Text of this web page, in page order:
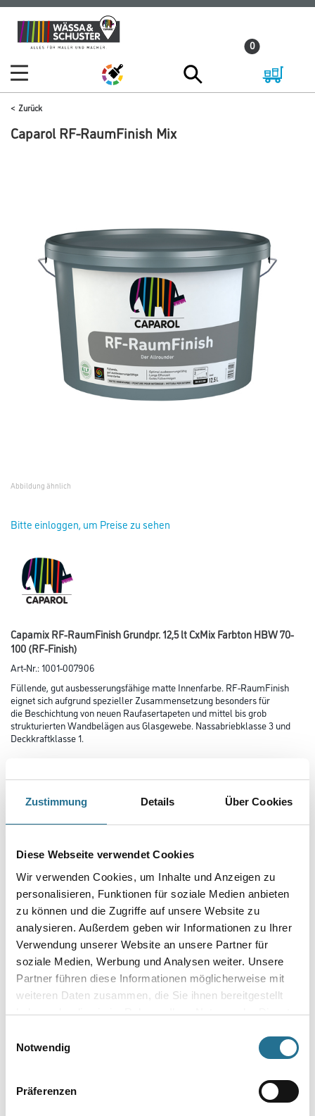
Zustimmung Details Über Cookies
Diese Webseite verwendet Cookies
Wir verwenden Cookies, um Inhalte und Anzeigen zu
personalisieren, Funktionen für soziale Medien anbieten
zu können und die Zugriffe auf unsere Website zu
analysieren. Außerdem geben wir Informationen zu Ihrer
Verwendung unserer Website an unsere Partner für
soziale Medien, Werbung und Analysen weiter. Unsere
Partner führen diese Informationen möglicherweise mit
weiteren Daten zusammen, die Sie ihnen bereitgestellt
haben oder die sie im Rahmen Ihrer Nutzung der Dienste
Notwendig
Präferenzen
Zum
Inhalt
Zum
Navigationsmenü
0
Zurück
Caparol RF-RaumFinish Mix
Abbildung ähnlich
Bitte einloggen, um Preise zu sehen
Capamix RF-RaumFinish Grundpr. 12,5 lt CxMix Farbton HBW 70-
100 (RF-Finish)
Art-Nr.:1001-007906
Füllende, gut ausbesserungsfähige matte Innenfarbe. RF-RaumFinish
eignet sich aufgrund spezieller Zusammensetzung besonders für
die Beschichtung von neuen Raufasertapeten und mittel bis grob
strukturierten Wandbelägen aus Glasgewebe. Nassabriebklasse 3 und
Deckkraftklasse 1.
Glanzgrad
Gebinde
Umrechnungsfaktoren
Zur Farbauswahl für Ihren Wunschfarbton